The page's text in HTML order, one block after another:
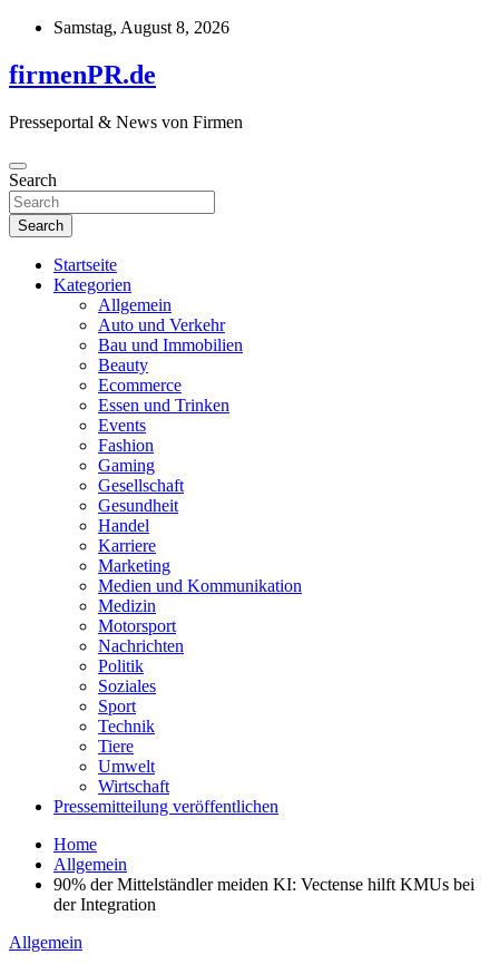
Skip
content
Samstag, August 8, 2026
firmenPR.de
Presseportal & News von Firmen
Search
Search
Startseite
Kategorien
Allgemein
Auto und Verkehr
Bau und Immobilien
Beauty
Ecommerce
Essen und Trinken
Events
Fashion
Gaming
Gesellschaft
Gesundheit
Handel
Karriere
Marketing
Medien und Kommunikation
Medizin
Motorsport
Nachrichten
Politik
Soziales
Sport
Technik
Tiere
Umwelt
Wirtschaft
Pressemitteilung veröffentlichen
Home
Allgemein
90% der Mittelständler meiden KI: Vectense hilft KMUs bei
der Integration
Allgemein